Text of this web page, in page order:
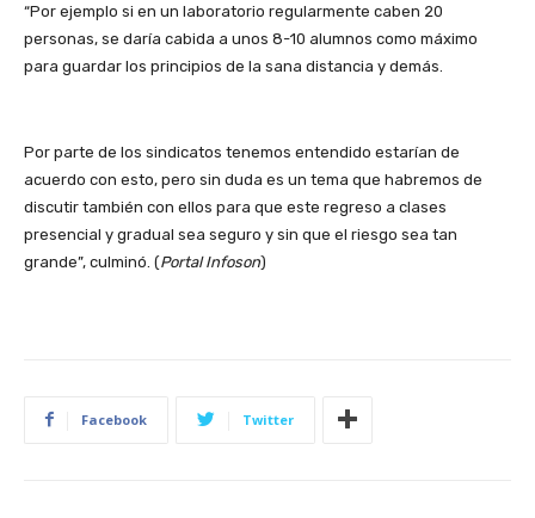
“Por ejemplo si en un laboratorio regularmente caben 20
personas, se daría cabida a unos 8-10 alumnos como máximo
para guardar los principios de la sana distancia y demás.
Por parte de los sindicatos tenemos entendido estarían de
acuerdo con esto, pero sin duda es un tema que habremos de
discutir también con ellos para que este regreso a clases
presencial y gradual sea seguro y sin que el riesgo sea tan
grande”, culminó. (Portal Infoson)
Facebook Twitter